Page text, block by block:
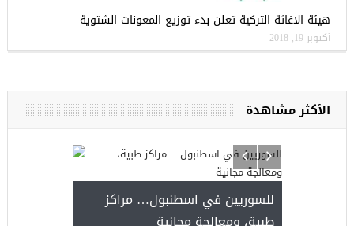
هيئة الاغاثة التركية تعلن بدء توزيع المعونات الشتوية
أكتوبر 19, 2018
الأكثر مشاهدة